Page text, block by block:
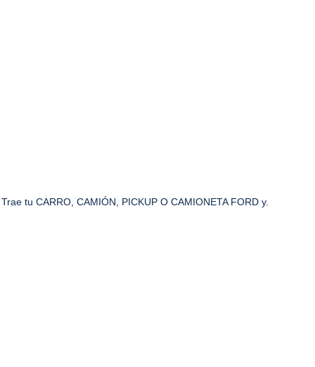
Trae tu CARRO, CAMIÓN, PICKUP O CAMIONETA FORD y.